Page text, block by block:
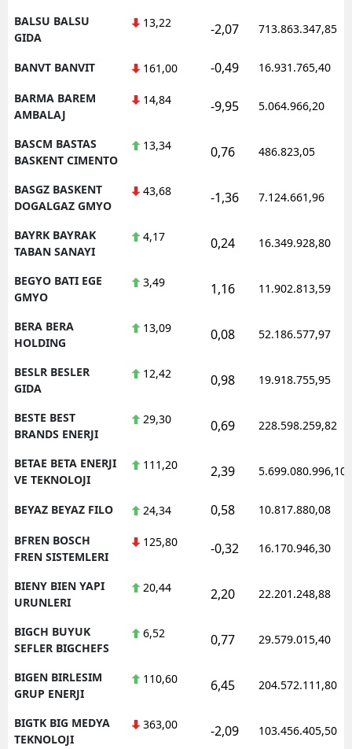
BALSU BALSU
GIDA
13,22 -2,07 713.863.347,85
BANVT BANVIT 161,00 -0,49 16.931.765,40
BARMA BAREM
AMBALAJ
14,84 -9,95 5.064.966,20
BASCM BASTAS
BASKENT CIMENTO
13,34 0,76 486.823,05
BASGZ BASKENT
DOGALGAZ GMYO
43,68 -1,36 7.124.661,96
BAYRK BAYRAK
TABAN SANAYI
4,17 0,24 16.349.928,80
BEGYO BATI EGE
GMYO
3,49 1,16 11.902.813,59
BERA BERA
HOLDING
13,09 0,08 52.186.577,97
BESLR BESLER
GIDA
12,42 0,98 19.918.755,95
BESTE BEST
BRANDS ENERJI
29,30 0,69 228.598.259,82
BETAE BETA ENERJI
VE TEKNOLOJI
111,20 2,39 5.699.080.996,10
BEYAZ BEYAZ FILO 24,34 0,58 10.817.880,08
BFREN BOSCH
FREN SISTEMLERI
125,80 -0,32 16.170.946,30
BIENY BIEN YAPI
URUNLERI
20,44 2,20 22.201.248,88
BIGCH BUYUK
SEFLER BIGCHEFS
6,52 0,77 29.579.015,40
BIGEN BIRLESIM
GRUP ENERJI
110,60 6,45 204.572.111,80
BIGTK BIG MEDYA
TEKNOLOJI
363,00 -2,09 103.456.405,50